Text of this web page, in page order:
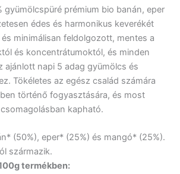
gyümölcspüré prémium bio banán, eper
édes és harmonikus keverékét
és minimálisan feldolgozott, mentes a
és koncentrátumoktól, és minden
ajánlott napi 5 adag gyümölcs és
Tökéletes az egész család számára
történő fogyasztására, és most
kapható.
(50%), eper* (25%) és mangó* (25%).
származik.
termékben: